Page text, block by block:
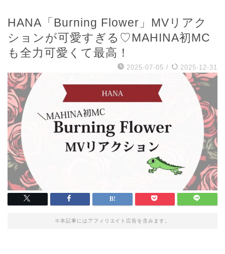
HANA「Burning Flower」MVリアク
ションが可愛すぎる♡MAHINA初MC
も全力可愛くて最高！
2025-07-05 / 2025-12-31
※本記事にはアフィリエイト広告を含みます。